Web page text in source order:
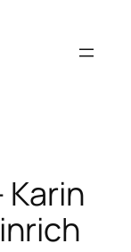
Karin